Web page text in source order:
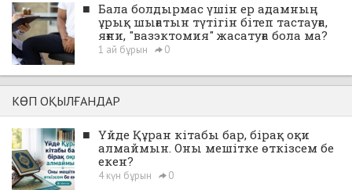
■ Бала болдырмас үшін ер адамның
ұрық шығатын түтігін бітеп тастауға,
яғни, "вазэктомия" жасатуға бола ма?
1 ай бұрын 0
КӨП ОҚЫЛҒАНДАР
■ Үйде Құран кітабы бар, бірақ оқи
алмаймын. Оны мешітке өткізсем бе
екен?
4 күн бұрын 0